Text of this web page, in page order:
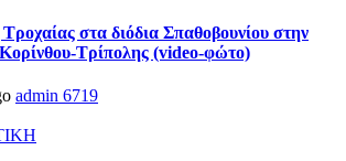
στα διόδια Σπαθοβουνίου στην
Τρίπολης (video-φώτο)
admin 6719